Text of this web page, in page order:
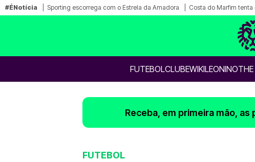
#ÉNotícia Sporting escorrega com o Estrela da Amadora Costa do Marfim tenta
FUTEBOLCLUBEWIKILEONINO
Receba, em primeira mão,
FUTEBOL